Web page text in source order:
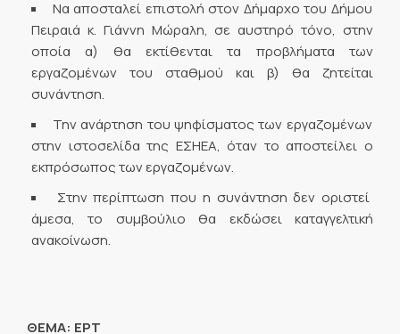
Να αποσταλεί επιστολή στον Δήμαρχο του Δήμου
Πειραιά κ. Γιάννη Μώραλη, σε αυστηρό τόνο, στην
οποία α) θα εκτίθενται τα προβλήματα των
εργαζομένων του σταθμού και β) θα ζητείται
συνάντηση.
Την ανάρτηση του ψηφίσματος των εργαζομένων
στην ιστοσελίδα της ΕΣΗΕΑ, όταν το αποστείλει ο
εκπρόσωπος των εργαζομένων.
Στην περίπτωση που η συνάντηση δεν οριστεί
άμεσα, το συμβούλιο θα εκδώσει καταγγελτική
ανακοίνωση.
ΘΕΜΑ: ΕΡΤ